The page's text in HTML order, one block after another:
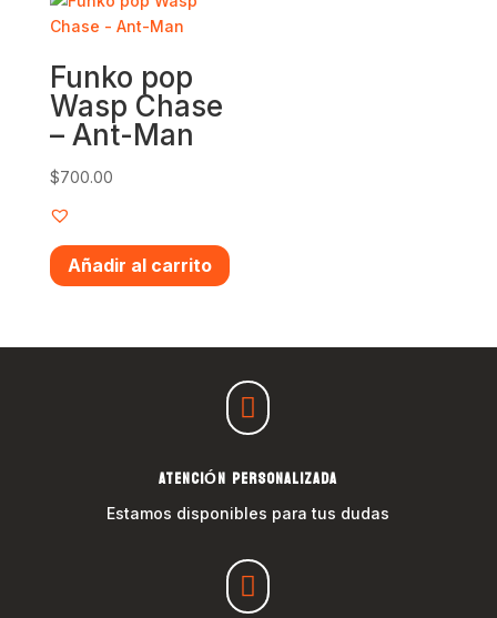
Funko pop
Wasp Chase
– Ant-Man
$700.00
Añadir al carrito

ATENCIÓN PERSONALIZADA
Estamos disponibles para tus dudas
